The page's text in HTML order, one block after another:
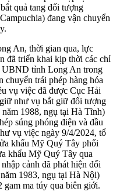
quả tang đối tượng
đang vận chuyển
An, thời gian qua, lực
đã triển khai kịp thời các chỉ
UBND tỉnh Long An trong
chuyển trái phép hàng hóa
vụ việc đã được Cục Hải
như vụ bắt giữ đối tượng
1988, ngụ tại Hà Tĩnh)
súng phóng điện và đầu
vụ việc ngày 9/4/2024, tổ
khẩu Mỹ Quý Tây phối
khẩu Mỹ Quý Tây qua
cảnh đã phát hiện đối
1983, ngụ tại Hà Nội)
gam ma túy qua biên giới.